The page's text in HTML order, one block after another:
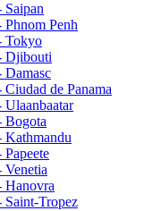
Saipan
Penh
Tokyo
Djibouti
Damasc
de Panama
Bogota
Kathmandu
Venetia
Hanovra
Saint-Tropez